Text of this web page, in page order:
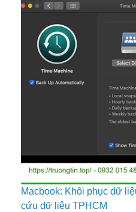
Macbook: Khôi phục dữ
cứu dữ liệu TPHCM